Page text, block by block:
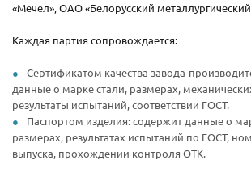
«Мечел», ОАО «Белорусский
Каждая партия сопровождается:
Сертификатом качества завода-
данные о марке стали, размерах,
результаты испытаний, соответствии ГОСТ.
Паспортом изделия: содержит данные о
размерах, результатах испытаний по ГОСТ,
выпуска, прохождении контроля ОТК.